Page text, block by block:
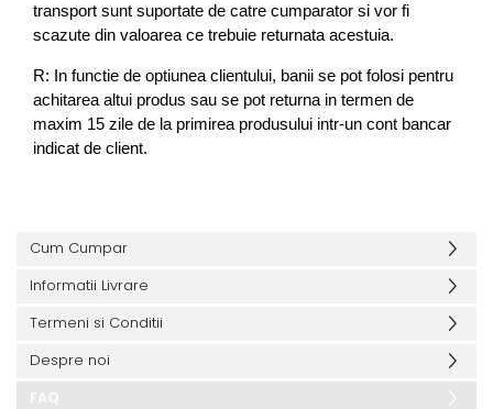
transport sunt suportate de catre cumparator si vor fi
scazute din valoarea ce trebuie returnata acestuia.
R: In functie de optiunea clientului, banii se pot folosi pentru
achitarea altui produs sau se pot returna in termen de
maxim 15 zile de la primirea produsului intr-un cont bancar
indicat de client.
Cum Cumpar
Informatii Livrare
Termeni si Conditii
Despre noi
FAQ